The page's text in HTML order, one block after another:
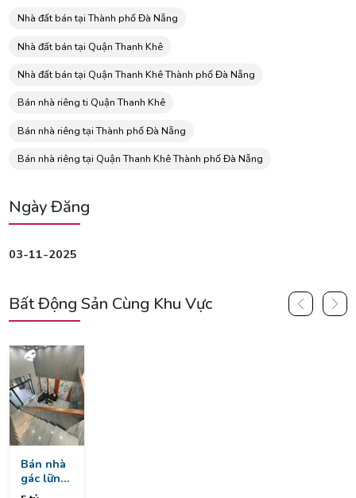
Nhà đất bán tại Thành phố Đà Nẵng
Nhà đất bán tại Quận Thanh Khê
Nhà đất bán tại Quận Thanh Khê Thành phố Đà Nẵng
Bán nhà riêng ti Quận Thanh Khê
Bán nhà riêng tại Thành phố Đà Nẵng
Bán nhà riêng tại Quận Thanh Khê Thành phố Đà Nẵng
Ngày Đăng
03-11-2025
Bất Động Sản Cùng Khu Vực
Bán nhà
gác lững
mới